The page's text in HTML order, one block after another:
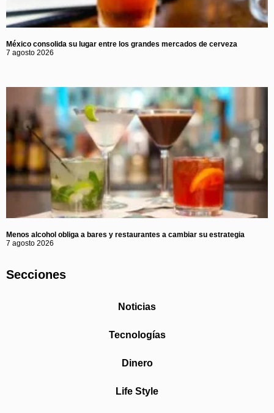
México consolida su lugar entre los grandes mercados de cerveza
7 agosto 2026
Menos alcohol obliga a bares y restaurantes a cambiar su estrategia
7 agosto 2026
Secciones
Noticias
Tecnologías
Dinero
Life Style